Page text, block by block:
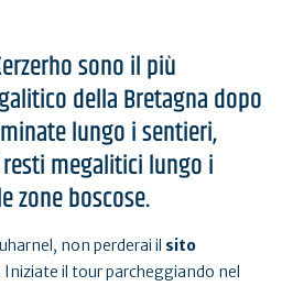
sono il più
della Bretagna dopo
lungo i sentieri,
megalitici lungo i
zone boscose.
non perderai il sito
. Iniziate il tour parcheggiando nel